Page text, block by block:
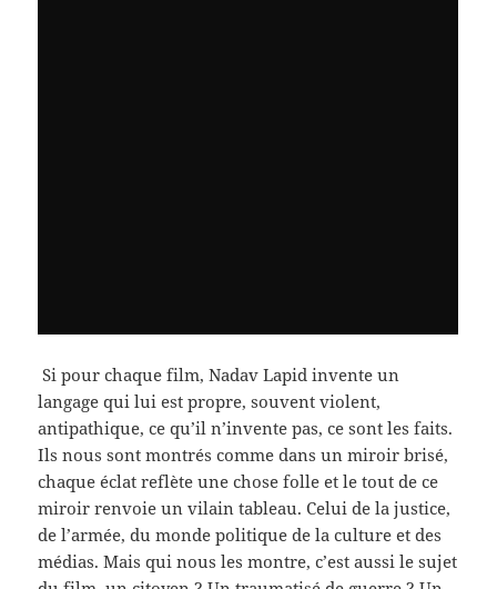
Si pour chaque film, Nadav Lapid invente un
langage qui lui est propre, souvent violent,
antipathique, ce qu’il n’invente pas, ce sont les faits.
Ils nous sont montrés comme dans un miroir brisé,
chaque éclat reflète une chose folle et le tout de ce
miroir renvoie un vilain tableau. Celui de la justice,
de l’armée, du monde politique de la culture et des
médias. Mais qui nous les montre, c’est aussi le sujet